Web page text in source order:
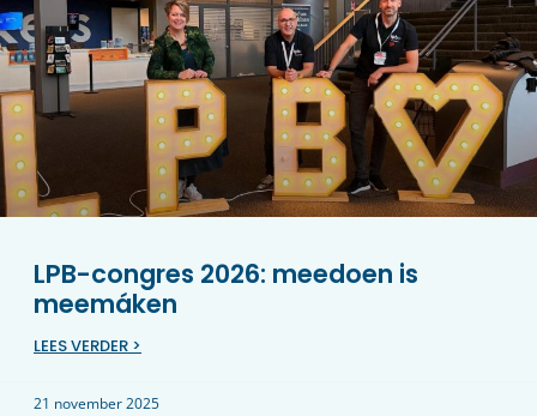
LPB-congres 2026: meedoen is
meemáken
LEES VERDER >
21 november 2025